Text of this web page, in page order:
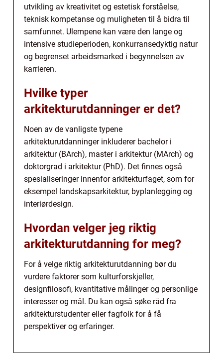
utvikling av kreativitet og estetisk forståelse,
teknisk kompetanse og muligheten til å bidra til
samfunnet. Ulempene kan være den lange og
intensive studieperioden, konkurransedyktig natur
og begrenset arbeidsmarked i begynnelsen av
karrieren.
Hvilke typer
arkitekturutdanninger er det?
Noen av de vanligste typene
arkitekturutdanninger inkluderer bachelor i
arkitektur (BArch), master i arkitektur (MArch) og
doktorgrad i arkitektur (PhD). Det finnes også
spesialiseringer innenfor arkitekturfaget, som for
eksempel landskapsarkitektur, byplanlegging og
interiørdesign.
Hvordan velger jeg riktig
arkitekturutdanning for meg?
For å velge riktig arkitekturutdanning bør du
vurdere faktorer som kulturforskjeller,
designfilosofi, kvantitative målinger og personlige
interesser og mål. Du kan også søke råd fra
arkitekturstudenter eller fagfolk for å få
perspektiver og erfaringer.